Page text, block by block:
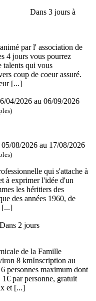
Dans 3 jours à
par l' association de
4 jours vous pourrez
talents qui vous
coup de coeur assuré.
[...]
04/2026 au 06/09/2026
08/2026 au 17/08/2026
qui s'attache à
à exprimer l'idée d'un
les héritiers des
des années 1960, de
[...]
Dans 2 jours
de la Famille
8 kmInscription au
personnes maximum dont
par personne, gratuit
et [...]